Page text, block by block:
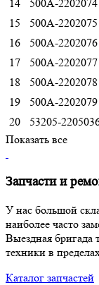
14 500А-2202074
15
500А-2202075
16
500А-2202076
17
500А-2202077
18
500А-2202078
19
500А-2202079
20
53205-
Показать все
Запчасти и
У нас большой
наиболее часто
Выездная бригада
техники в
Каталог запчастей